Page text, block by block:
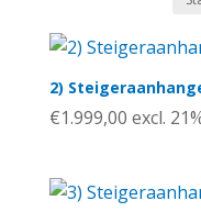
2)
€1.999,00 excl.